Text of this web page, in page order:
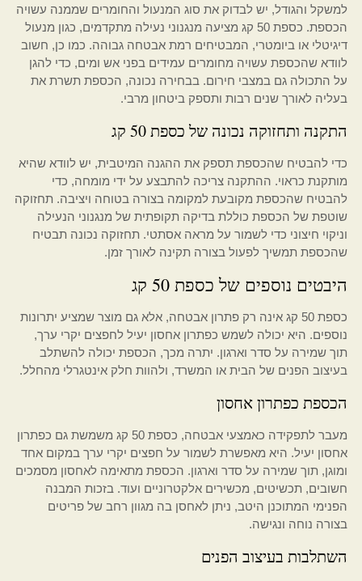
למשקל והגודל, יש לבדוק את סוג המנעול והחומרים שממנה עשויה
הכספת. כספת 50 קג מציעה מנגנוני נעילה מתקדמים, כגון מנעול
דיגיטלי או ביומטרי, המבטיחים רמת אבטחה גבוהה. כמו כן, חשוב
לוודא שהכספת עשויה מחומרים עמידים בפני אש ומים, כדי להגן
על התכולה גם במצבי חירום. בבחירה נכונה, הכספת תשרת את
בעליה לאורך שנים רבות ותספק ביטחון מרבי.
התקנה ותחזוקה נכונה של כספת 50 קג
כדי להבטיח שהכספת תספק את ההגנה המיטבית, יש לוודא שהיא
מותקנת כראוי. ההתקנה צריכה להתבצע על ידי מומחה, כדי
להבטיח שהכספת מקובעת למקומה בצורה בטוחה ויציבה. תחזוקה
שוטפת של הכספת כוללת בדיקה תקופתית של מנגנוני הנעילה
וניקוי חיצוני כדי לשמור על מראה אסתטי. תחזוקה נכונה תבטיח
שהכספת תמשיך לפעול בצורה תקינה לאורך זמן.
היבטים נוספים של כספת 50 קג
כספת 50 קג אינה רק פתרון אבטחה, אלא גם מוצר שמציע יתרונות
נוספים. היא יכולה לשמש כפתרון אחסון יעיל לחפצים יקרי ערך,
תוך שמירה על סדר וארגון. יתרה מכך, הכספת יכולה להשתלב
בעיצוב הפנים של הבית או המשרד, ולהוות חלק אינטגרלי מהחלל.
הכספת כפתרון אחסון
מעבר לתפקידה כאמצעי אבטחה, כספת 50 קג משמשת גם כפתרון
אחסון יעיל. היא מאפשרת לשמור על חפצים יקרי ערך במקום אחד
ומוגן, תוך שמירה על סדר וארגון. הכספת מתאימה לאחסון מסמכים
חשובים, תכשיטים, מכשירים אלקטרוניים ועוד. בזכות המבנה
הפנימי המתוכנן היטב, ניתן לאחסן בה מגוון רחב של פריטים
בצורה נוחה ונגישה.
השתלבות בעיצוב הפנים